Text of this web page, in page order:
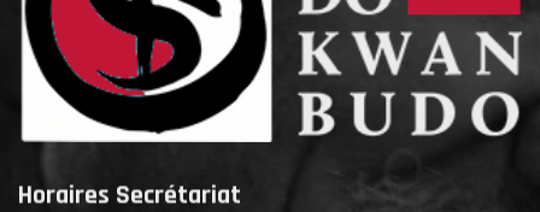
Horaires Secrétariat